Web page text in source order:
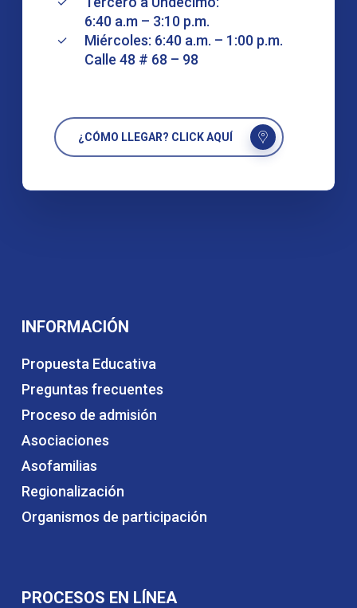
6:40 a.m – 3:10 p.m.
Miércoles: 6:40 a.m. – 1:00 p.m.
Calle 48 # 68 – 98
¿CÓMO LLEGAR? CLICK AQUÍ
INFORMACIÓN
Propuesta Educativa
Preguntas frecuentes
Proceso de admisión
Asociaciones
Asofamilias
Regionalización
Organismos de participación
PROCESOS EN LÍNEA